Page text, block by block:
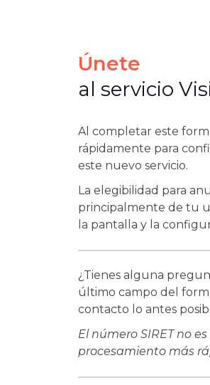
Únete
al servicio
Al completar este
rápidamente para
este nuevo servicio.
La elegibilidad para
principalmente de tu
la pantalla y la
¿Tienes alguna
último campo del
contacto lo antes
El número SIRET no
procesamiento más